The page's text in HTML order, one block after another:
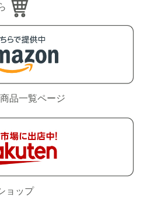
品一覧ページ
ョップ